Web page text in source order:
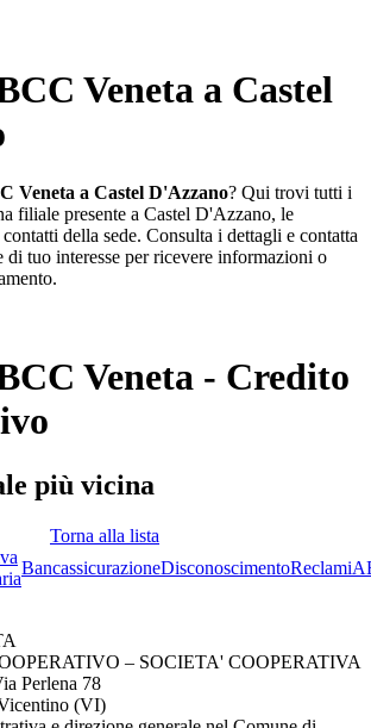
Veneta a Castel
Veneta a Castel D'Azzano? Qui trovi tutti i
filiale presente a Castel D'Azzano, le
della sede. Consulta i dettagli e contatta
di tuo interesse per ricevere informazioni o
Veneta - Credito
più vicina
Torna alla lista
BancassicurazioneDisconoscimentoReclami
– SOCIETA' COOPERATIVA
Perlena 78
(VI)